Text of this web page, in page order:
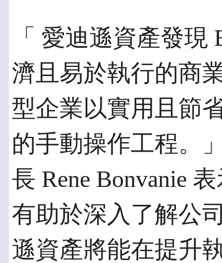
「 愛迪遜資產發現
濟且易於執行的商
型企業以實用且節
的手動操作工程。
長 Rene Bonvanie
有助於深入了解公
遜資產將能在提升